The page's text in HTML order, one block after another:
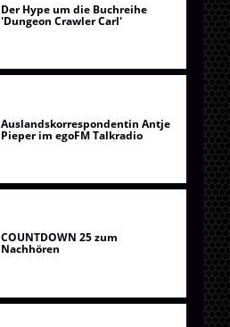
Der Hype um die Buchreihe
'Dungeon Crawler Carl'
Auslandskorrespondentin Antje
Pieper im egoFM Talkradio
COUNTDOWN 25 zum
Nachhören